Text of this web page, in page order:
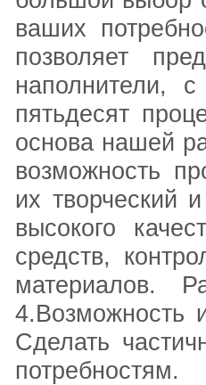
ваших
позволяет
наполнители,
пятьдесят
основа нашей
возможность
их творческий
высокого
средств,
материалов.
4.Возможность
Сделать
потребностям.